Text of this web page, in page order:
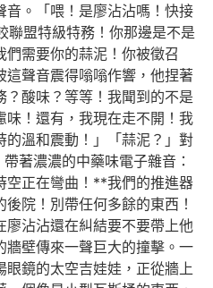
音。「喂！是廖沾沾嗎！快接
盟特級特務！你那邊是不是
需要你的蒜泥！你被徵召
這聲音震得嗡嗡作響，他捏著
酸味？等等！我聞到的不是
！還有，我現在走不開！我
的溫和震動！」「蒜泥？」對
著濃濃的中藥味電子雜音：
空正在彎曲！**我們的推進器
院！別帶任何多餘的東西！
沾沾還在糾結要不要帶上他
牆壁傳來一聲巨大的撞擊。一
鏡的太空吉娃娃，正從牆上